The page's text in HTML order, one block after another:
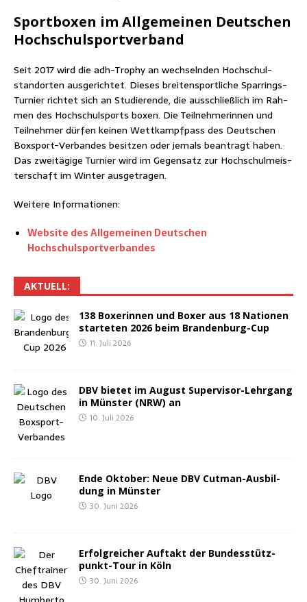
Sport­bo­xen im All­ge­mei­nen Deut­schen
Hochschulsportverband
Seit 2017 wird die adh-Tro­phy an wech­seln­den Hoch­schul­
stand­or­ten aus­ge­rich­tet. Die­ses brei­ten­sport­li­che Spar­rings-
Tur­nier rich­tet sich an Stu­die­ren­de, die aus­schließ­lich im Rah­
men des Hoch­schul­sports boxen. Die Teil­neh­me­rin­nen und
Teil­neh­mer dür­fen kei­nen Wett­kampf­pass des Deut­schen
Box­sport-Ver­ban­des besit­zen oder jemals bean­tragt haben.
Das zwei­tä­gi­ge Tur­nier wird im Gegen­satz zur Hoch­schul­meis­
ter­schaft im Win­ter ausgetragen.
Wei­te­re Informationen:
Web­site des All­ge­mei­nen Deut­schen
Hochschulsportverbandes
AKTU­ELL:
138 Boxe­rin­nen und Boxer aus 18 Natio­nen
star­te­ten 2026 beim Brandenburg-Cup
11. Juli 2026
DBV bie­tet im August Super­vi­sor-Lehr­gang
in Müns­ter (NRW) an
10. Juli 2026
Ende Okto­ber: Neue DBV Cut­man-Aus­bil­
dung in Münster
30. Juni 2026
Erfolg­rei­cher Auf­takt der Bun­des­stütz­
punkt-Tour in Köln
30. Juni 2026